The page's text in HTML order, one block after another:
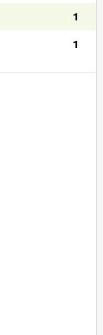
1
1